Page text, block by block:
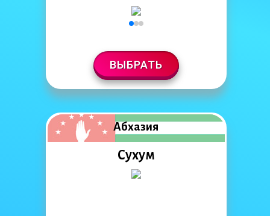
ВЫБРАТЬ
Абхазия
Сухум